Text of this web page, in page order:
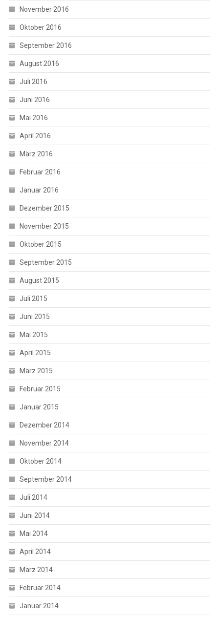
November 2016
Oktober 2016
September 2016
August 2016
Juli 2016
Juni 2016
Mai 2016
April 2016
März 2016
Februar 2016
Januar 2016
Dezember 2015
November 2015
Oktober 2015
September 2015
August 2015
Juli 2015
Juni 2015
Mai 2015
April 2015
März 2015
Februar 2015
Januar 2015
Dezember 2014
November 2014
Oktober 2014
September 2014
Juli 2014
Juni 2014
Mai 2014
April 2014
März 2014
Februar 2014
Januar 2014